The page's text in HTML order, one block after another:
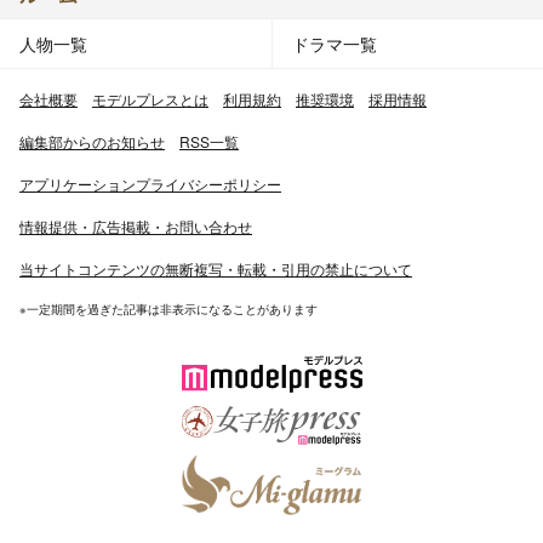
人物一覧 ドラマ一覧
会社概要 モデルプレスとは 利用規約 推奨環境 採用情報
編集部からのお知らせ RSS一覧
アプリケーションプライバシーポリシー
情報提供・広告掲載・お問い合わせ
当サイトコンテンツの無断複写・転載・引用の禁止について
※一定期間を過ぎた記事は非表示になることがあります